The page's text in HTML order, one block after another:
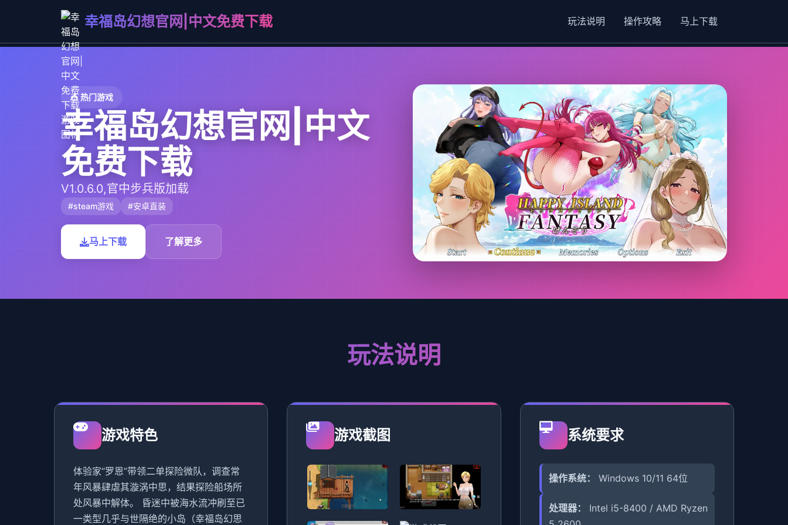
幸福岛幻想官网|中文免费下载 玩法说明 操作攻略 马上下载
🎪 热门游戏
幸福岛幻想官网|中文
免费下载
V1.0.6.0,官中步兵版加载
#steam游戏 #安卓直装
马上下载 了解更多
玩法说明
游戏特色
体验家“罗恩”带领二单探险微队，调查常
年风暴肆虐其漩涡中思，结果探险船场所
处风暴中解体。 昏迷中被海水流冲刷至已
一类型几乎与世隔绝的小岛（幸福岛幻思
游戏截图 系统要求
操作系统： Windows 10/11 64位
处理器：
Intel i5-8400 / AMD Ryzen